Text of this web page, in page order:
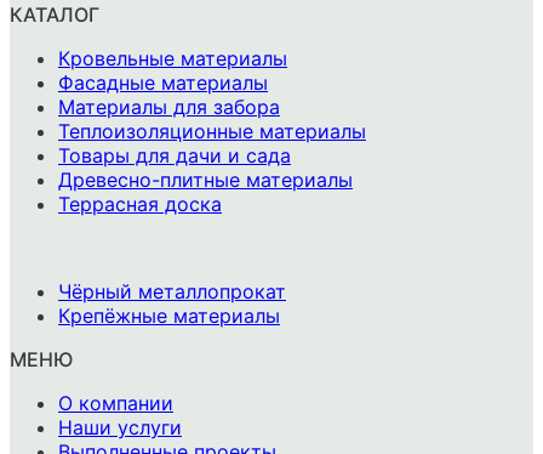
КАТАЛОГ
Кровельные материалы
Фасадные материалы
Материалы для забора
Теплоизоляционные материалы
Товары для дачи и сада
Древесно-плитные материалы
Террасная доска
Чёрный металлопрокат
Крепёжные материалы
МЕНЮ
О компании
Наши услуги